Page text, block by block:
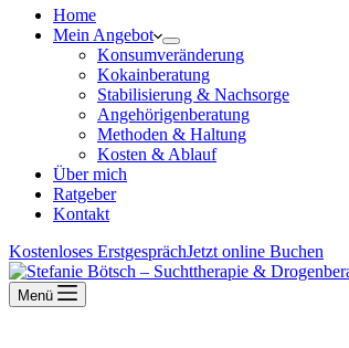
Home
Mein Angebot
Konsumveränderung
Kokainberatung
Stabilisierung & Nachsorge
Angehörigenberatung
Methoden & Haltung
Kosten & Ablauf
Über mich
Ratgeber
Kontakt
Kostenloses ErstgesprächJetzt online Buchen
Menü